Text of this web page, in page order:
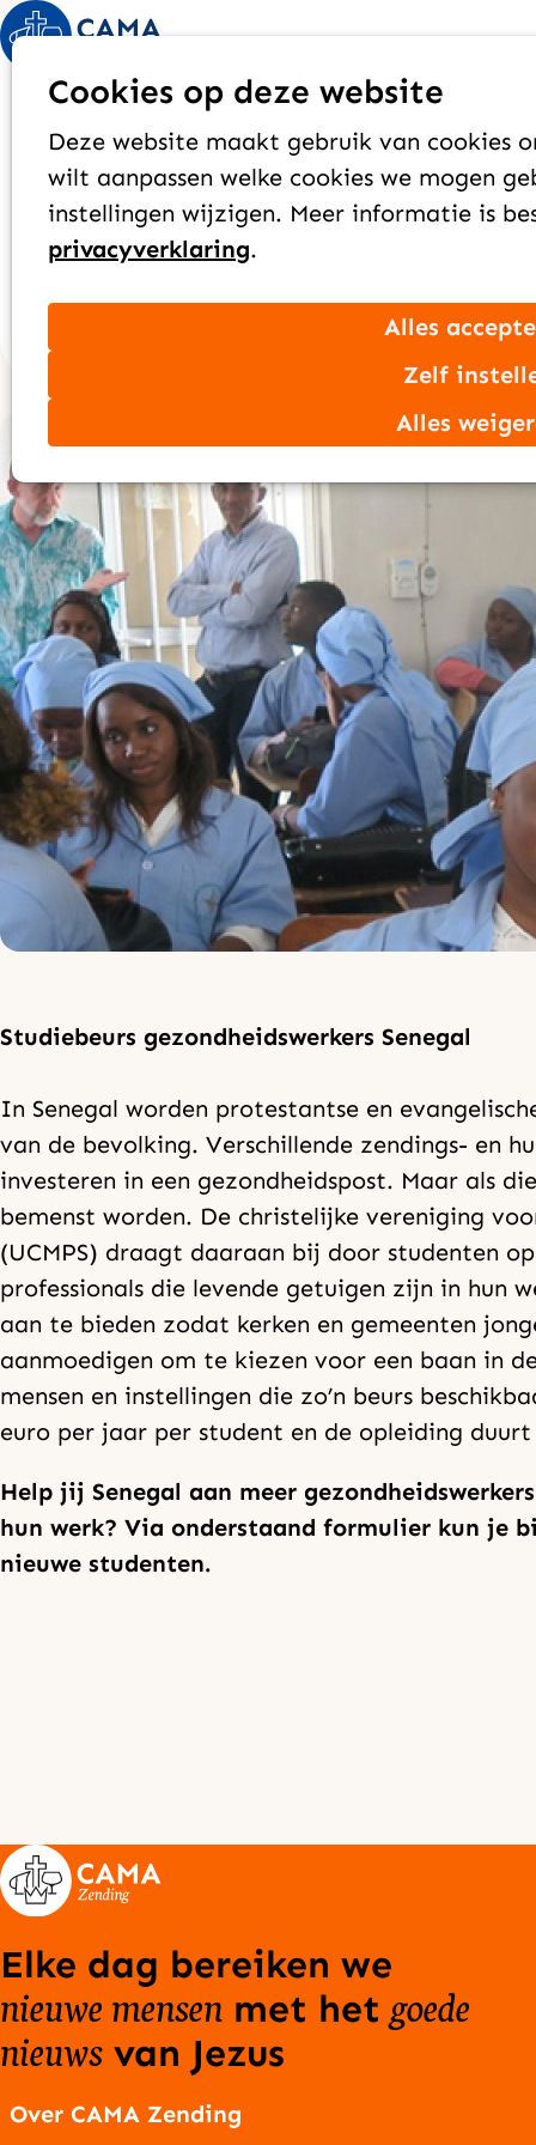
Cookies op deze website
Deze website maakt gebruik van cookies
wilt aanpassen welke cookies we mogen
instellingen wijzigen. Meer informatie is
privacyverklaring.
Alles
Zelf
Alles
Senegal
2023
Ondersteun ons
Studiebeurs gezondheidswerkers Senegal
In Senegal worden protestantse en
van de bevolking. Verschillende zendings- en
investeren in een gezondheidspost. Maar als
bemenst worden. De christelijke vereniging
(UCMPS) draagt daaraan bij door studenten
professionals die levende getuigen zijn in hun
aan te bieden zodat kerken en gemeenten
aanmoedigen om te kiezen voor een baan in
mensen en instellingen die zo’n beurs
euro per jaar per student en de opleiding
Help jij Senegal aan meer
hun werk? Via onderstaand formulier kun je
nieuwe studenten.
Elke dag bereiken we
nieuwe mensen met het goede
nieuws van Jezus
Over CAMA Zending